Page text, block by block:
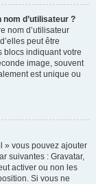
d’utilisateur ?
nom d’utilisateur
peut être
blocs indiquant votre
image, souvent
est unique ou
» vous pouvez ajouter
suivantes : Gravatar,
activer ou non les
Si vous ne